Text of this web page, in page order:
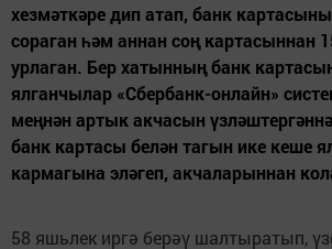
хезмәткәре дип атап, банк
сораган һәм аннан соң картасыннан
урлаган. Бер хатынның банк
ялганчылар «Сбербанк-онлайн»
меңнән артык акчасын
банк картасы белән тагын ике кеше
кармагына эләгеп, акчаларыннан
58 яшьлек иргә берәү шалтыратып,